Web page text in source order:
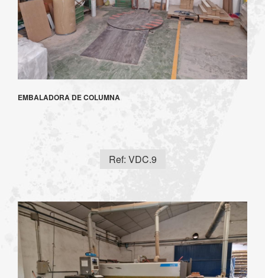
EMBALADORA DE COLUMNA
Ref: VDC.9